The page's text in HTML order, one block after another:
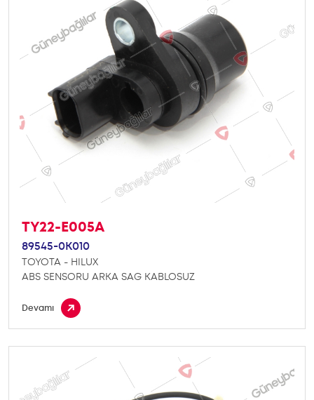
TY22-E005A
89545-0K010
TOYOTA - HILUX
ABS SENSORU ARKA SAG KABLOSUZ
Devamı